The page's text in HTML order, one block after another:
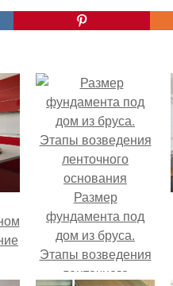
Размер
фундамента под
дом из бруса.
Этапы возведения
ленточного